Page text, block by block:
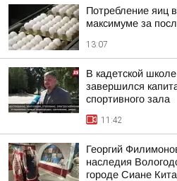
Потребление яиц
максимуме за
13:07
В кадетской
завершился
спортивного зала
11:42
Георгий
наследия
городе Сиане